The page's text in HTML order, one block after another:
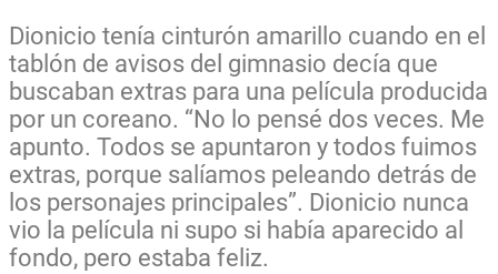
Dionicio tenía cinturón amarillo cuando en el
tablón de avisos del gimnasio decía que
buscaban extras para una película producida
por un coreano. “No lo pensé dos veces. Me
apunto. Todos se apuntaron y todos fuimos
extras, porque salíamos peleando detrás de
los personajes principales”. Dionicio nunca
vio la película ni supo si había aparecido al
fondo, pero estaba feliz.